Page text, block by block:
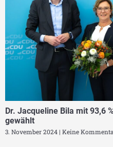
Dr. Jacqueline Bila mit 93,6
gewählt
3. November 2024 Keine